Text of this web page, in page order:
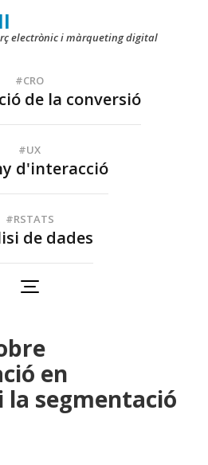
electrònic i màrqueting digital
#CRO
de la conversió
#UX
d'interacció
#RSTATS
de dades
en
la segmentació